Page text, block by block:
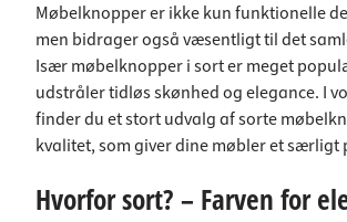
Møbelknopper er ikke kun funktionelle
men bidrager også væsentligt til det
Især møbelknopper i sort er meget
udstråler tidløs skønhed og elegance. I
finder du et stort udvalg af sorte
kvalitet, som giver dine møbler et særligt
Hvorfor sort? – Farven for